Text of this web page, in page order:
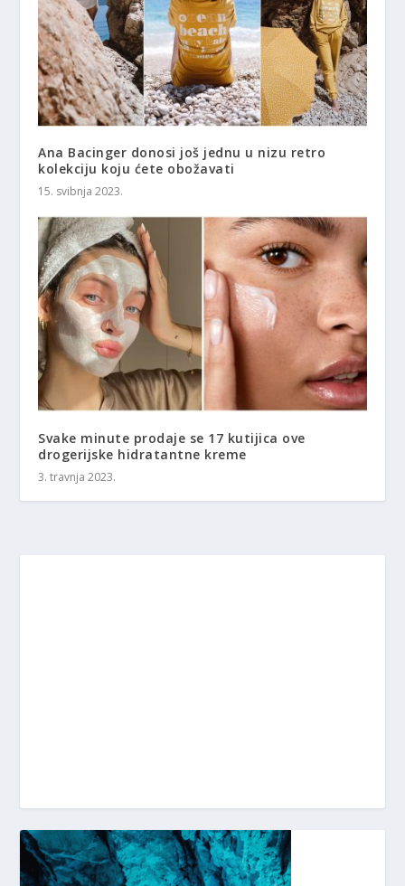
Ana Bacinger donosi još jednu u nizu retro
kolekciju koju ćete obožavati
15. svibnja 2023.
Svake minute prodaje se 17 kutijica ove
drogerijske hidratantne kreme
3. travnja 2023.